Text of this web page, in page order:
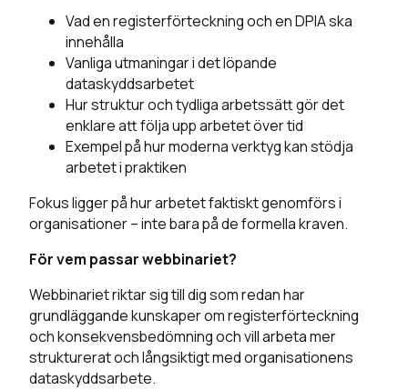
Vad en registerförteckning och en DPIA ska
innehålla
Vanliga utmaningar i det löpande
dataskyddsarbetet
Hur struktur och tydliga arbetssätt gör det
enklare att följa upp arbetet över tid
Exempel på hur moderna verktyg kan stödja
arbetet i praktiken
Fokus ligger på hur arbetet faktiskt genomförs i
organisationer – inte bara på de formella kraven.
För vem passar webbinariet?
Webbinariet riktar sig till dig som redan har
grundläggande kunskaper om registerförteckning
och konsekvensbedömning och vill arbeta mer
strukturerat och långsiktigt med organisationens
dataskyddsarbete.